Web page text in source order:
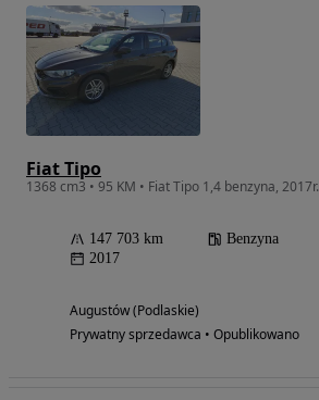
Fiat Tipo
1368 cm3 • 95 KM • Fiat Tipo 1,4 benzyna, 2017r.
147 703 km Benzyna
2017
Augustów (Podlaskie)
Prywatny sprzedawca • Opublikowano